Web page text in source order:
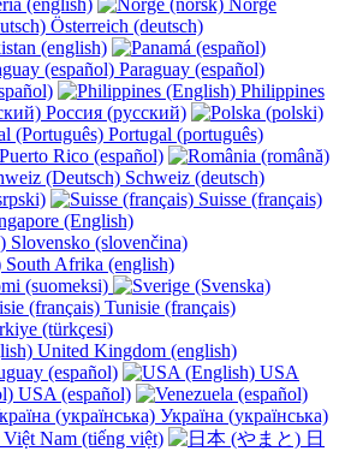
(english)
Norge
Österreich (deutsch)
(english)
Paraguay (español)
Philippines
Россия (русский)
Portugal (português)
Puerto Rico (español)
Schweiz (deutsch)
Suisse (français)
(English)
Slovensko (slovenčina)
South Afrika (english)
(suomeksi)
Tunisie (français)
(türkçesi)
United Kingdom (english)
(español)
USA
USA (español)
Україна (українська)
Việt Nam (tiếng việt)
日